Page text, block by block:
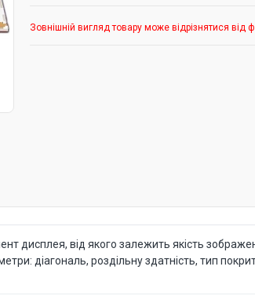
Зовнішній вигляд товару може відрізнятися від
дисплея, від якого залежить якість
діагональ, роздільну здатність, тип